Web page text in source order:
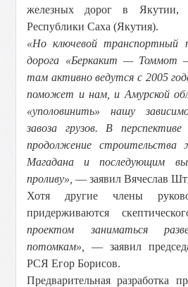
железных дорог в Якутии,
Республики Саха (Якутия).
«Но ключевой транспортный
дорога «Беркакит — Томмот
там активно ведутся с 2005
поможет и нам, и Амурской
«уполовинить» нашу
завоза грузов. В
продолжение строительства
Магадана и последующим
проливу»,— заявил Вячеслав
Хотя другие члены
придерживаются
проектом заниматься
потомкам»,
— заявил
РСЯ Егор Борисов.
Предварительная разработка